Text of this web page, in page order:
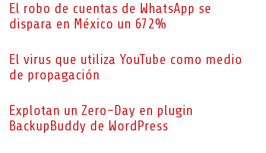
El robo de cuentas de WhatsApp se
dispara en México un 672%
El virus que utiliza YouTube como medio
de propagación
Explotan un Zero-Day en plugin
BackupBuddy de WordPress